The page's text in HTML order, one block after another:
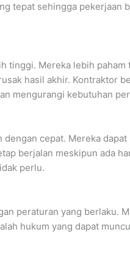
tepat sehingga
tinggi. Mereka lebih
hasil akhir. Kontraktor
mengurangi kebutuhan
cepat. Mereka
berjalan meskipun ada
perlu.
peraturan yang berlaku.
hukum yang dapat